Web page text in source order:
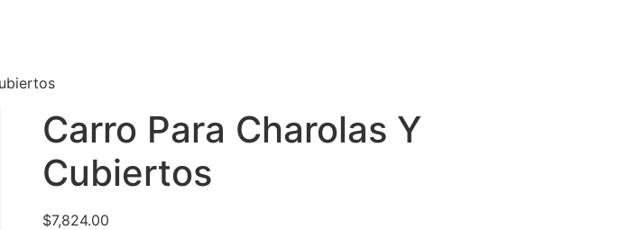
Carro Para Charolas Y
Cubiertos
$7,824.00